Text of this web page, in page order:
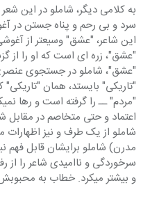
به کلامی دیگر، شاملو در این
سرد و بی رحم و پناه جستن در
این شاعر، "عشق" وسیعتر از
"عشق"، زره ای است که او را از
"عشق"، شاملو در جستجوی عنصری
"تاریکی" بایستد، همان
"مردم" ــ را گرفته است و رها
اعتماد و حتی متخاصم در
شاملو از یک طرف و نیز اظهارات
مدرن) شاملو برایشان قابل فهم
سرخوردگی و ناامیدی شاعر را
و بیشتر میکرد. خطاب به